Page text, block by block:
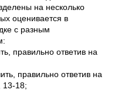
на несколько
оценивается в
с разным
правильно ответив на
правильно ответив на
13-18;